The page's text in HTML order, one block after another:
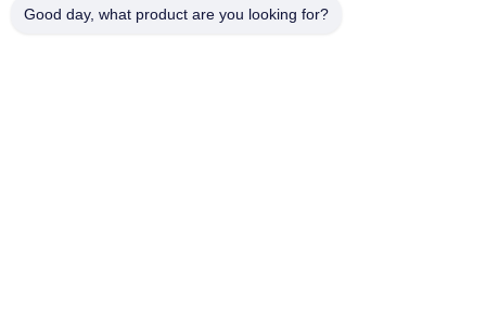
Good day, what product are you looking for?